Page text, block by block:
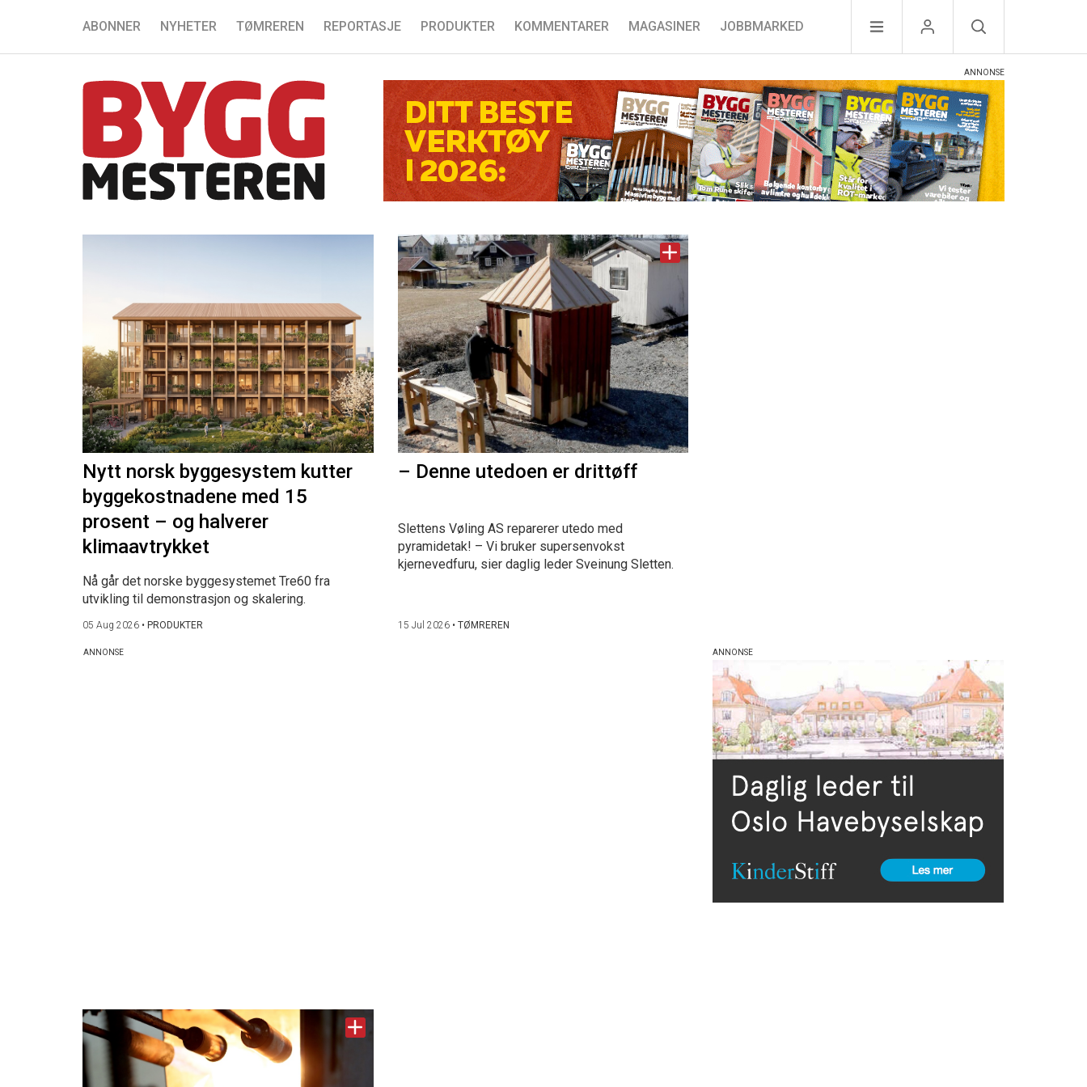
ABONNER NYHETER TØMREREN REPORTASJE PRODUKTER KOMMENTARER MAGASINER JOBBMARKED
Nytt norsk byggesystem kutter
byggekostnadene med 15
prosent – og halverer
klimaavtrykket
Nå går det norske byggesystemet Tre60 fra
utvikling til demonstrasjon og skalering.
05 Aug 2026 • PRODUKTER
– Denne utedoen er drittøff
Slettens Vøling AS reparerer utedo med
pyramidetak! – Vi bruker supersenvokst
kjernevedfuru, sier daglig leder Sveinung Sletten.
15 Jul 2026• TØMREREN